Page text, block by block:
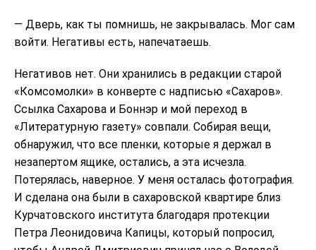
— Дверь, как ты помнишь, не закрывалась. Мог сам
войти. Негативы есть, напечатаешь.
Негативов нет. Они хранились в редакции старой
«Комсомолки» в конверте с надписью «Сахаров».
Ссылка Сахарова и Боннэр и мой переход в
«Литературную газету» совпали. Собирая вещи,
обнаружил, что все пленки, которые я держал в
незапертом ящике, остались, а эта исчезла.
Потерялась, наверное. У меня осталась фотография.
И сделана она были в сахаровской квартире близ
Курчатовского института благодаря протекции
Петра Леонидовича Капицы, который попросил,